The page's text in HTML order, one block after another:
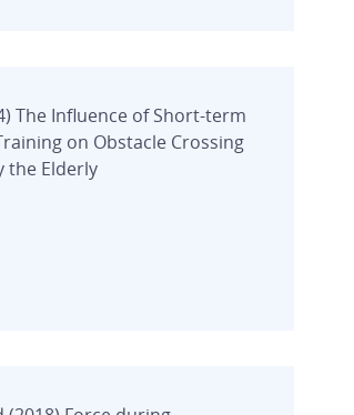
The Influence of Short-term
on Obstacle Crossing
the Elderly